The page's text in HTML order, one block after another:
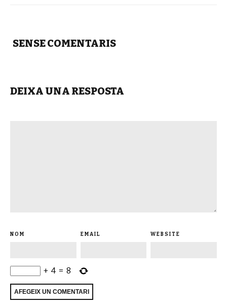
SENSE COMENTARIS
DEIXA UNA RESPOSTA
NOM EMAIL WEBSITE
+ 4 = 8